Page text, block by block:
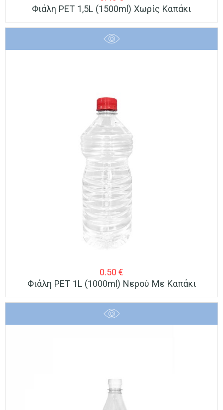
Φιάλη PET 1,5L (1500ml) Χωρίς Καπάκι
0.50 €
Φιάλη PET 1L (1000ml) Νερού Με Καπάκι